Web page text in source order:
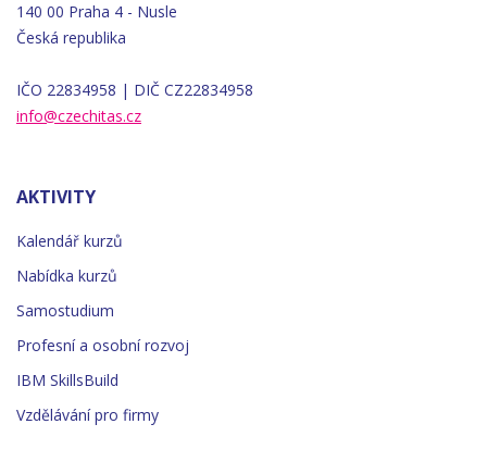
140 00 Praha 4 - Nusle
Česká republika
IČO 22834958 | DIČ CZ22834958
info@czechitas.cz
AKTIVITY
Kalendář kurzů
Nabídka kurzů
Samostudium
Profesní a osobní rozvoj
IBM SkillsBuild
Vzdělávání pro firmy